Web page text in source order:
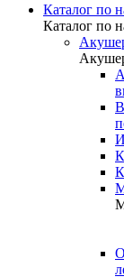
Каталог по
Каталог по